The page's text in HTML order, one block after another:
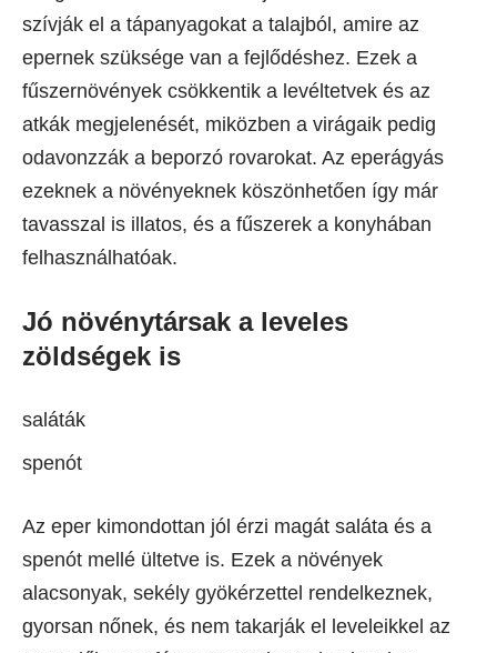
szívják el a tápanyagokat a talajból, amire az
epernek szüksége van a fejlődéshez. Ezek a
fűszernövények csökkentik a levéltetvek és az
atkák megjelenését, miközben a virágaik pedig
odavonzzák a beporzó rovarokat. Az eperágyás
ezeknek a növényeknek köszönhetően így már
tavasszal is illatos, és a fűszerek a konyhában
felhasználhatóak.
Jó növénytársak a leveles
zöldségek is
saláták
spenót
Az eper kimondottan jól érzi magát saláta és a
spenót mellé ültetve is. Ezek a növények
alacsonyak, sekély gyökérzettel rendelkeznek,
gyorsan nőnek, és nem takarják el leveleikkel az